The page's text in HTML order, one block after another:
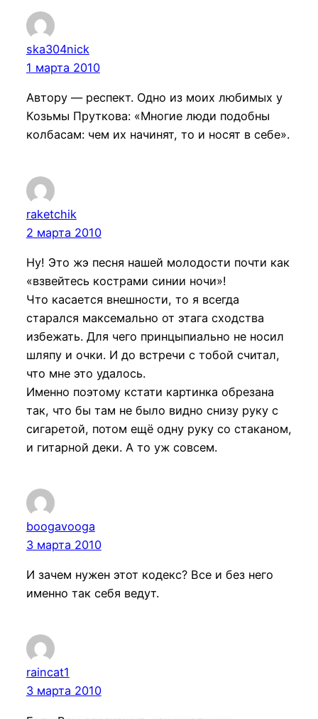
ska304nick
1 марта 2010
Автору — респект. Одно из моих любимых у
Козьмы Пруткова: «Многие люди подобны
колбасам: чем их начинят, то и носят в себе».
raketchik
2 марта 2010
Ну! Это жэ песня нашей молодости почти как
«взвейтесь кострами синии ночи»!
Что касается внешности, то я всегда
старался максемально от этага сходства
избежать. Для чего принцыпиально не носил
шляпу и очки. И до встречи с тобой считал,
что мне это удалось.
Именно поэтому кстати картинка обрезана
так, что бы там не было видно снизу руку с
сигаретой, потом ещё одну руку со стаканом,
и гитарной деки. А то уж совсем.
boogavooga
3 марта 2010
И зачем нужен этот кодекс? Все и без него
именно так себя ведут.
raincat1
3 марта 2010